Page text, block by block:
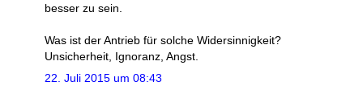
besser zu sein.
Was ist der Antrieb für solche Widersinnigkeit?
Unsicherheit, Ignoranz, Angst.
22. Juli 2015 um 08:43